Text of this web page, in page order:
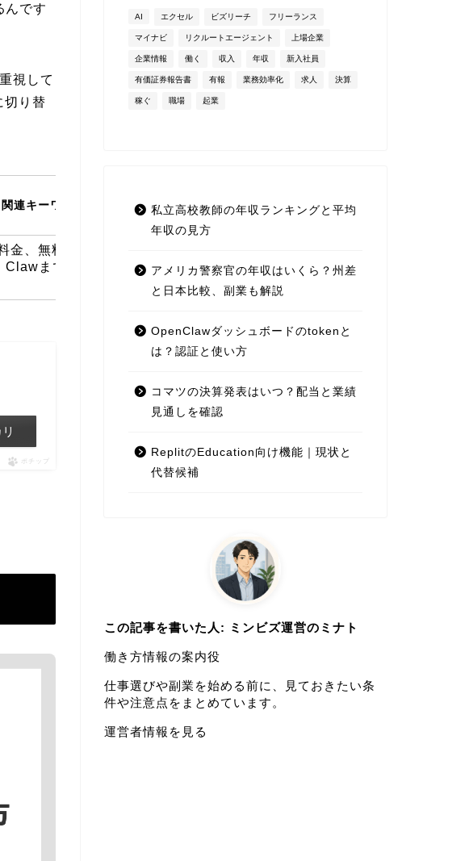
んです
視して
切り替
連キーワードの整理
金、無料、プラ
Clawまで一緒に整
ポチップ
AI エクセル ビズリーチ フリーランス
マイナビ リクルートエージェント 上場企業
企業情報 働く 収入 年収 新入社員
有価証券報告書 有報 業務効率化 求人 決算
稼ぐ 職場 起業
私立高校教師の年収ランキングと平均
年収の見方
アメリカ警察官の年収はいくら？州差
と日本比較、副業も解説
OpenClawダッシュボードのtokenと
は？認証と使い方
コマツの決算発表はいつ？配当と業績
見通しを確認
ReplitのEducation向け機能｜現状と
代替候補
この記事を書いた人: ミンビズ運営のミナト
働き方情報の案内役
仕事選びや副業を始める前に、見ておきたい条
件や注意点をまとめています。
運営者情報を見る